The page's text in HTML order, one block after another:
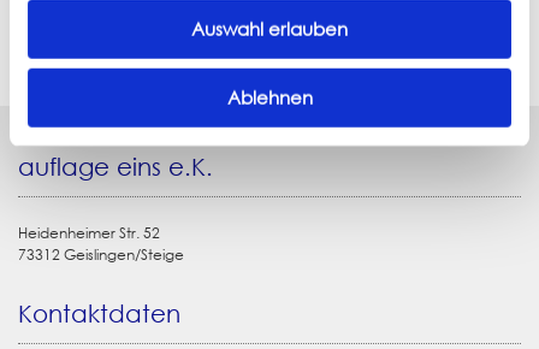
Auswahl erlauben
Ablehnen
auflage eins e.K.
Heidenheimer Str. 52
73312 Geislingen/Steige
Kontaktdaten